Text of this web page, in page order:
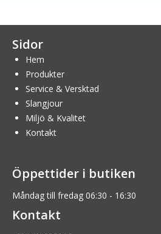
Sidor
Hem
Produkter
Service & Versktad
Slangjour
Miljö & Kvalitet
Kontakt
Öppettider i butiken
Måndag till fredag 06:30 - 16:30
Kontakt